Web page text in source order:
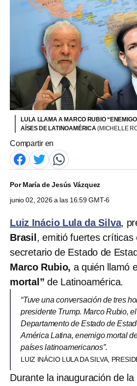
LULA LLAMA A MARCO RUBIO
AÍSES DE LATINOAMÉRICA(MICHELLE
Compartir en
PorMaría de Jesús Vázquez
junio 02, 2026 a las 16:59 GMT-6
Luiz Inácio Lula da Silva,
Brasil , emitió fuertes críticas
secretario de Estado de
Marco Rubio, a quién llamó
mortal” de Latinoamérica.
“Tuve una conversación de tres
presidente Trump. Marco Rubio,
Departamento de Estado de
América Latina, enemigo mortal
países latinoamericanos”.
LUIZ INÁCIO LULA DA SILVA,
Durante la inauguración de